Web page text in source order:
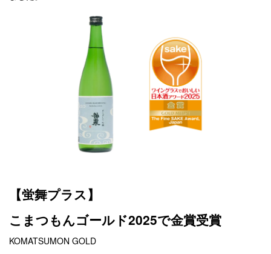
【蛍舞プラス】
こまつもんゴールド2025で金賞受賞
KOMATSUMON GOLD